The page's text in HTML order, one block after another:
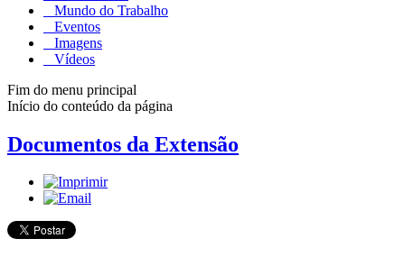
Mundo do Trabalho
Eventos
Imagens
Vídeos
Fim do menu principal
Início do conteúdo da página
Documentos da Extensão